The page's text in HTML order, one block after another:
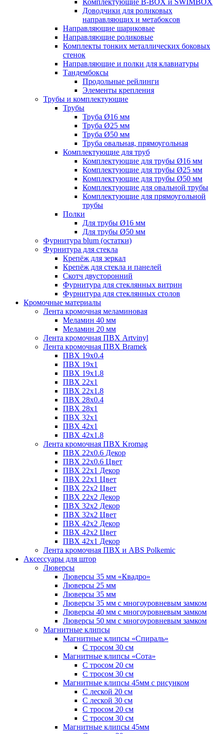
Доводчики для роликовых
направляющих и метабоксов
Направляющие шариковые
Направляющие роликовые
Комплекты тонких металлических боковых
стенок
Направляющие и полки для клавиатуры
Тандембоксы
Продольные рейлинги
Элементы крепления
Трубы и комплектующие
Трубы
Труба Ø16 мм
Труба Ø25 мм
Труба Ø50 мм
Труба овальная, прямоугольная
Комплектующие для труб
Комплектующие для трубы Ø16 мм
Комплектующие для трубы Ø25 мм
Комплектующие для трубы Ø50 мм
Комплектующие для овальной трубы
Комплектующие для прямоугольной
трубы
Полки
Для трубы Ø16 мм
Для трубы Ø50 мм
Фурнитура blum (остатки)
Фурнитура для стекла
Крепёж для зеркал
Крепёж для стекла и панелей
Скотч двусторонний
Фурнитура для стеклянных витрин
Фурнитура для стеклянных столов
Кромочные материалы
Лента кромочная меламиновая
Меламин 40 мм
Меламин 20 мм
Лента кромочная ПВХ Artvinyl
Лента кромочная ПВХ Bramek
ПВХ 19x0.4
ПВХ 19х1
ПВХ 19х1.8
ПВХ 22х1
ПВХ 22х1.8
ПВХ 28х0.4
ПВХ 28х1
ПВХ 32x1
ПВХ 42х1
ПВХ 42х1.8
Лента кромочная ПВХ Kromag
ПВХ 22x0.6 Декор
ПВХ 22x0.6 Цвет
ПВХ 22x1 Декор
ПВХ 22x1 Цвет
ПВХ 22x2 Цвет
ПВХ 22x2 Декор
ПВХ 32x2 Декор
ПВХ 32x2 Цвет
ПВХ 42x2 Декор
ПВХ 42x2 Цвет
ПВХ 42x1 Декор
Лента кромочная ПВХ и ABS Polkemic
Аксессуары для штор
Люверсы
Люверсы 35 мм «Квадро»
Люверсы 25 мм
Люверсы 35 мм
Люверсы 35 мм с многоуровневым замком
Люверсы 40 мм с многоуровневым замком
Люверсы 50 мм с многоуровневым замком
Магнитные клипсы
Магнитные клипсы «Спираль»
С тросом 30 см
Магнитные клипсы «Сота»
С тросом 20 см
С тросом 30 см
Магнитные клипсы 45мм с рисунком
С леской 20 см
С леской 30 см
С тросом 20 см
С тросом 30 см
Магнитные клипсы 45мм